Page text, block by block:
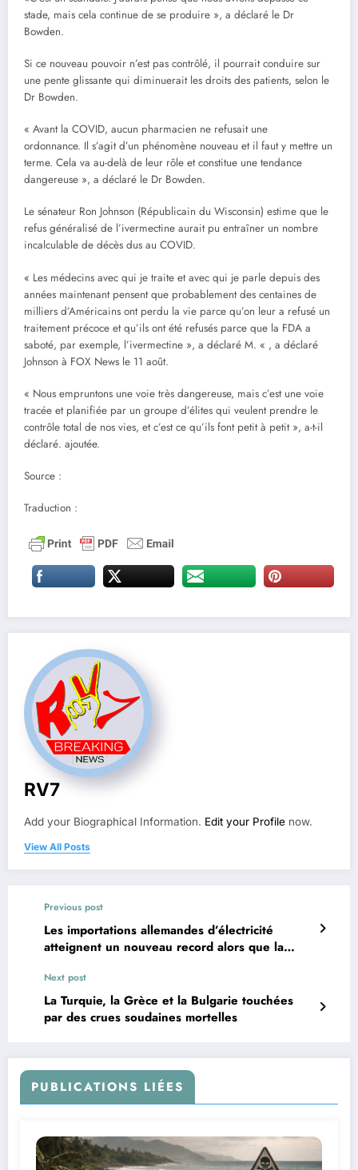
stade, mais cela continue de se produire », a déclaré le Dr
Bowden.
Si ce nouveau pouvoir n’est pas contrôlé, il pourrait conduire sur
une pente glissante qui diminuerait les droits des patients, selon le
Dr Bowden.
« Avant la COVID, aucun pharmacien ne refusait une
ordonnance. Il s’agit d’un phénomène nouveau et il faut y mettre un
terme. Cela va au-delà de leur rôle et constitue une tendance
dangereuse », a déclaré le Dr Bowden.
Le sénateur Ron Johnson (Républicain du Wisconsin) estime que le
refus généralisé de l’ivermectine aurait pu entraîner un nombre
incalculable de décès dus au COVID.
« Les médecins avec qui je traite et avec qui je parle depuis des
années maintenant pensent que probablement des centaines de
milliers d’Américains ont perdu la vie parce qu’on leur a refusé un
traitement précoce et qu’ils ont été refusés parce que la FDA a
saboté, par exemple, l’ivermectine », a déclaré M. « , a déclaré
Johnson à FOX News le 11 août.
« Nous empruntons une voie très dangereuse, mais c’est une voie
tracée et planifiée par un groupe d’élites qui veulent prendre le
contrôle total de nos vies, et c’est ce qu’ils font petit à petit », a-t-il
déclaré. ajoutée.
Source :
Traduction :
RV7
Add your Biographical Information. Edit your Profile now.
View All Posts
Previous post
Les importations allemandes d’électricité
atteignent un nouveau record alors que la
production
Next post
La Turquie, la Grèce et la Bulgarie touchées
par des crues soudaines mortelles
PUBLICATIONS LIÉES